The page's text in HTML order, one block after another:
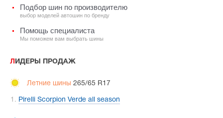
Подбор шин по производителю
выбор моделей автошин по бренду
Помощь специалиста
Мы поможем вам выбрать шины
ЛИДЕРЫ ПРОДАЖ
Летние шины 265/65 R17
Pirelli Scorpion Verde all season